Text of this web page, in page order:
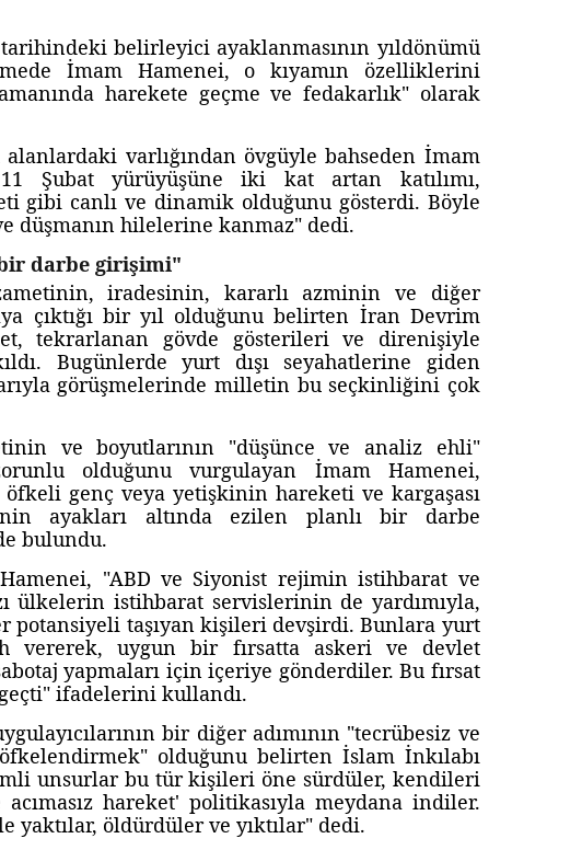
belirleyici ayaklanmasının yıldönümü
İmam Hamenei, o kıyamın özelliklerini
harekete geçme ve fedakarlık" olarak
varlığından övgüyle bahseden İmam
Şubat yürüyüşüne iki kat artan katılımı,
gibi canlı ve dinamik olduğunu gösterdi. Böyle
düşmanın hilelerine kanmaz" dedi.
darbe girişimi"
iradesinin, kararlı azminin ve diğer
çıktığı bir yıl olduğunu belirten İran Devrim
tekrarlanan gövde gösterileri ve direnişiyle
Bugünlerde yurt dışı seyahatlerine giden
görüşmelerinde milletin bu seçkinliğini çok
ve boyutlarının "düşünce ve analiz ehli"
olduğunu vurgulayan İmam Hamenei,
genç veya yetişkinin hareketi ve kargaşası
ayakları altında ezilen planlı bir darbe
bulundu.
"ABD ve Siyonist rejimin istihbarat ve
ülkelerin istihbarat servislerinin de yardımıyla,
potansiyeli taşıyan kişileri devşirdi. Bunlara yurt
vererek, uygun bir fırsatta askeri ve devlet
yapmaları için içeriye gönderdiler. Bu fırsat
ifadelerini kullandı.
bir diğer adımının "tecrübesiz ve
olduğunu belirten İslam İnkılabı
unsurlar bu tür kişileri öne sürdüler, kendileri
hareket' politikasıyla meydana indiler.
yaktılar, öldürdüler ve yıktılar" dedi.